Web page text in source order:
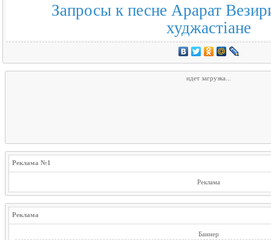
Запросы к песне Арарат
худжастiане
идет загрузка...
Реклама №1
Реклама
Реклама
Баннер